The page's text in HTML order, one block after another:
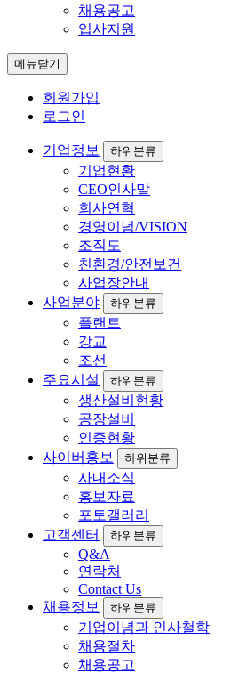
채용공고
입사지원
메뉴닫기
회원가입
로그인
기업정보 하위분류
기업현황
CEO인사말
회사연혁
경영이념/VISION
조직도
친환경/안전보건
사업장안내
사업분야
하위분류
플랜트
강교
조선
주요시설
하위분류
생산설비현황
공장설비
인증현황
사이버홍보
하위분류
사내소식
홍보자료
포토갤러리
고객센터
하위분류
Q&A
연락처
Contact Us
채용정보
하위분류
기업이념과 인사철학
채용절차
채용공고